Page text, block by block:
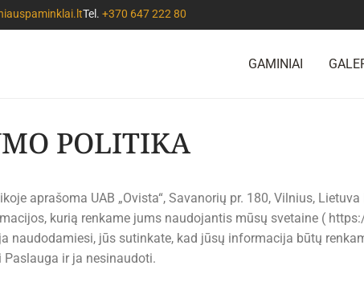
Tel. +370 647 222 80
GAMINIAI
POLITIKA
aprašoma UAB „Ovista“, Savanorių pr. 180, Vilnius, Lietuva
kurią renkame jums naudojantis mūsų svetaine (
naudodamiesi, jūs sutinkate, kad jūsų informacija būtų
ir ja nesinaudoti.